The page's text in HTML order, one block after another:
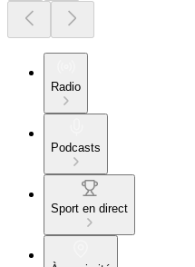
Radio
Podcasts
Sport en direct